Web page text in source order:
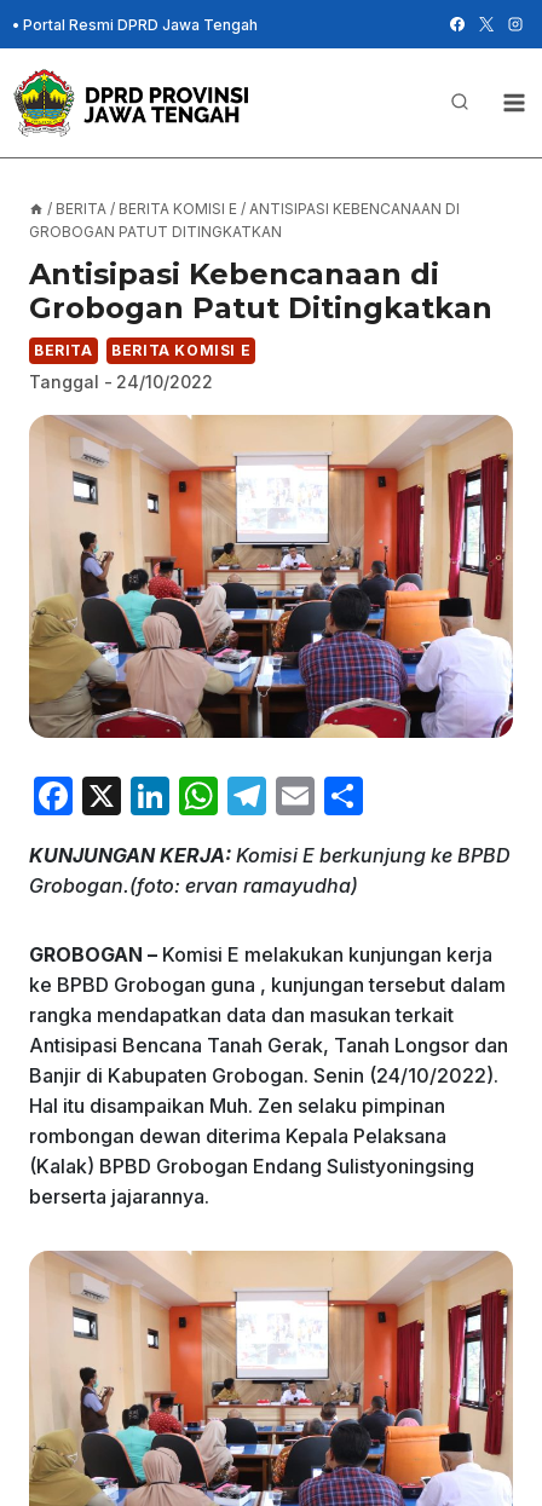
Skip
to
content
• Portal Resmi DPRD Jawa Tengah
/ BERITA / BERITA KOMISI E / ANTISIPASI KEBENCANAAN DI
GROBOGAN PATUT DITINGKATKAN
Antisipasi Kebencanaan di
Grobogan Patut Ditingkatkan
BERITA BERITA KOMISI E
Tanggal - 24/10/2022
F
c
e
b
o
o
k
X
Li
k
dI
n
W
at
A
p
p
T
e
gr
a
m
E
ai ar
KUNJUNGAN KERJA: Komisi E berkunjung ke BPBD
Grobogan.(foto: ervan ramayudha)
GROBOGAN – Komisi E melakukan kunjungan kerja
ke BPBD Grobogan guna , kunjungan tersebut dalam
rangka mendapatkan data dan masukan terkait
Antisipasi Bencana Tanah Gerak, Tanah Longsor dan
Banjir di Kabupaten Grobogan. Senin (24/10/2022).
Hal itu disampaikan Muh. Zen selaku pimpinan
rombongan dewan diterima Kepala Pelaksana
(Kalak) BPBD Grobogan Endang Sulistyoningsing
berserta jajarannya.